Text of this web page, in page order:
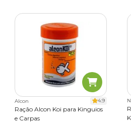
Alcon 4.9
Ração Alcon Koi para Kinguios
e Carpas